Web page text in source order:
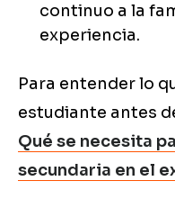
continuo a la
experiencia.
Para entender lo
estudiante antes
Qué se necesita
secundaria en el